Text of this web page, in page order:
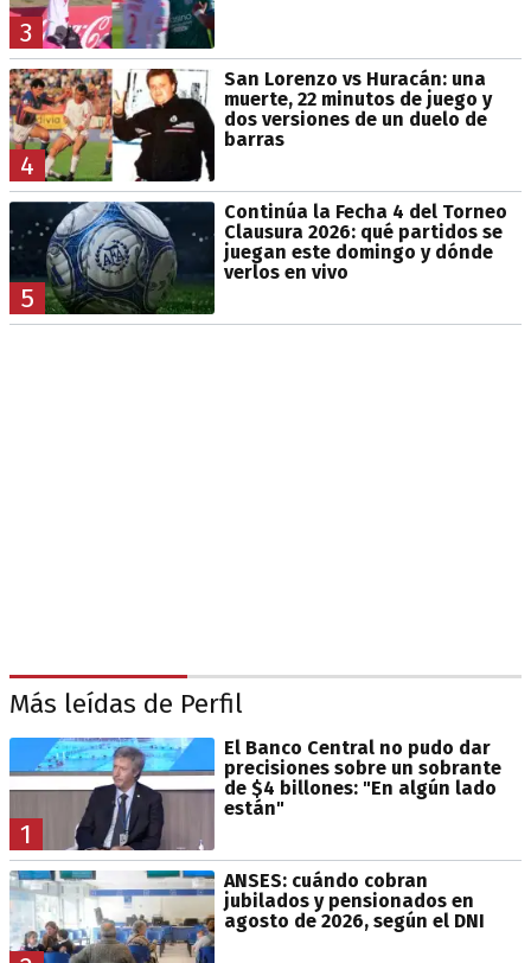
3
4
San Lorenzo vs Huracán: una
muerte, 22 minutos de juego y
dos versiones de un duelo de
barras
5
Continúa la Fecha 4 del Torneo
Clausura 2026: qué partidos se
juegan este domingo y dónde
verlos en vivo
Más leídas de Perfil
1
El Banco Central no pudo dar
precisiones sobre un sobrante
de $4 billones: "En algún lado
están"
ANSES: cuándo cobran
jubilados y pensionados en
agosto de 2026, según el DNI